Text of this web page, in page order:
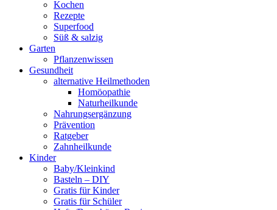
Kochen
Rezepte
Superfood
Süß & salzig
Garten
Pflanzenwissen
Gesundheit
alternative Heilmethoden
Homöopathie
Naturheilkunde
Nahrungsergänzung
Prävention
Ratgeber
Zahnheilkunde
Kinder
Baby/Kleinkind
Basteln – DIY
Gratis für Kinder
Gratis für Schüler